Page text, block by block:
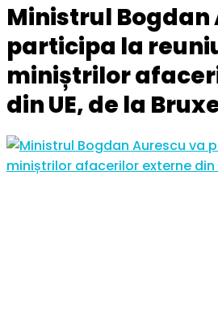
Ministrul Bogdan
participa la
miniștrilor
din UE, de la